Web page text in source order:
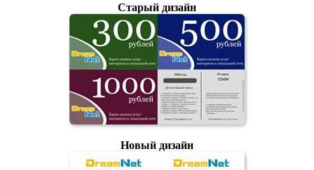
Старый дизайн
Новый дизайн